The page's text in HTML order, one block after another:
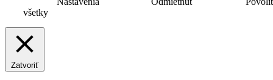
všetky
Zatvoriť